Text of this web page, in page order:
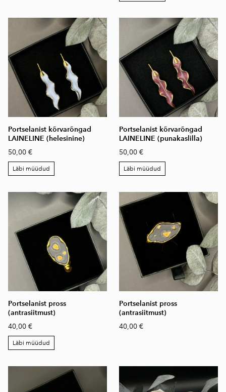
Portselanist kõrvarõngad
LAINELINE (helesinine)
50,00 €
Läbi müüdud
Portselanist kõrvarõngad
LAINELINE (punakaslilla)
50,00 €
Läbi müüdud
Portselanist pross
(antrasiitmust)
40,00 €
Läbi müüdud
Portselanist pross
(antrasiitmust)
40,00 €